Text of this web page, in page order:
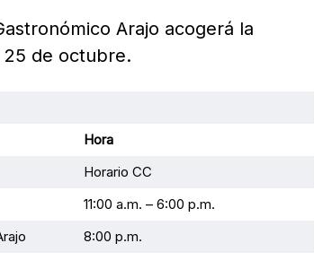
Arajo acogerá la
25 de octubre.
Hora
Horario CC
11:00 a.m. – 6:00 p.m.
8:00 p.m.